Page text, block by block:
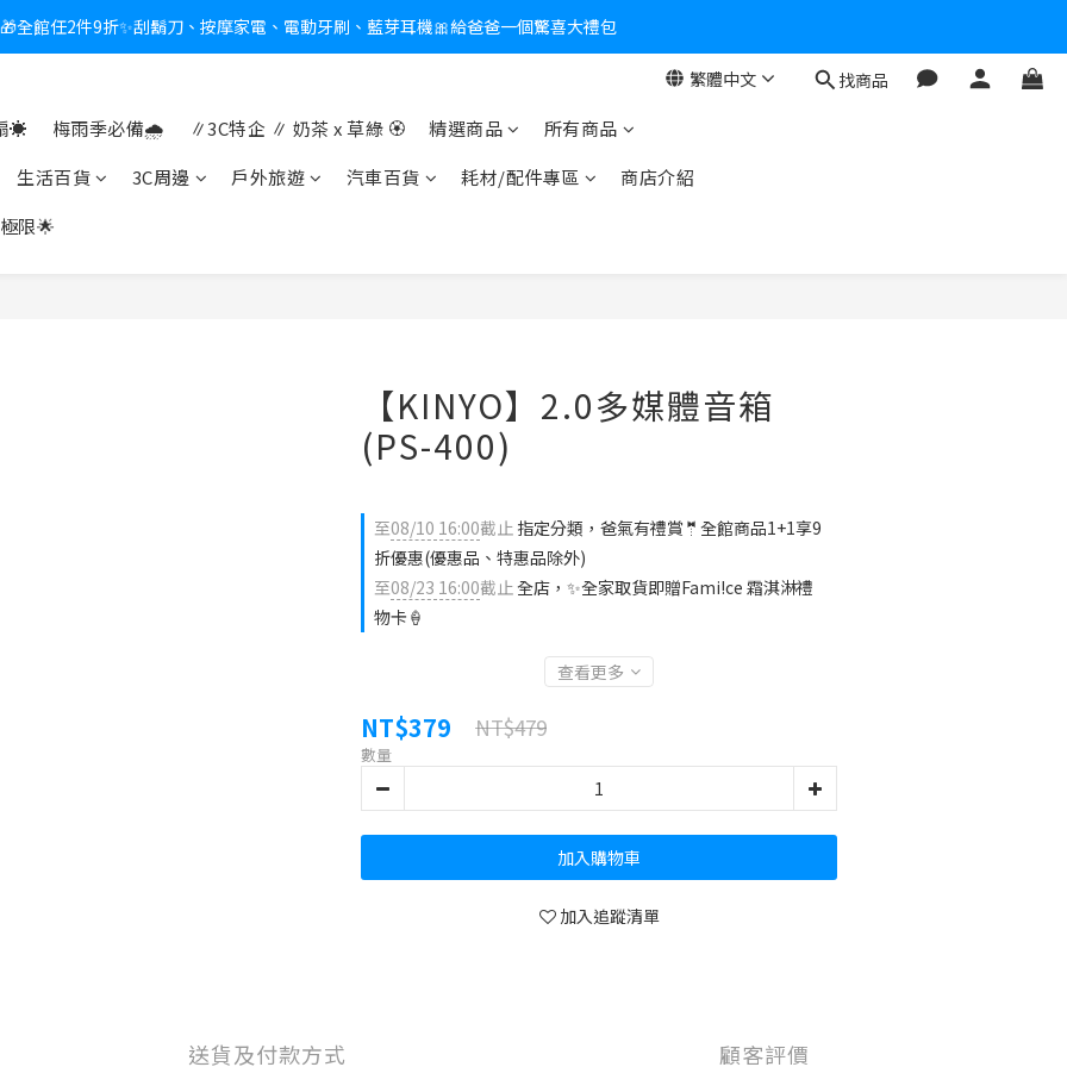
新會員送$100購物金✨再享消費回饋無極限
全館任2件9折✨刮鬍刀、按摩家電、電動牙刷、藍芽耳機🎀給爸爸一個驚喜大禮包
新會員送$100購物金✨再享消費回饋無極限
繁體中文 找商品
☀️ 梅雨季必備🌧️ ∥3C特企 ∥ 奶茶 x 草綠 🏵 精選商品
所有商品
生活百貨
3C周邊 戶外旅遊 汽車百貨 耗材/配件專區
商店介紹
限🌟
【KINYO】2.0多媒體音箱
(PS-400)
至08/10 16:00截止 指定分類，爸氣有禮賞🤵全館商品1+1享9
折優惠(優惠品、特惠品除外)
至08/23 16:00截止全店，✨全家取貨即贈Fami!ce 霜淇淋禮
物卡🍦
查看更多
NT$379 NT$479
數量
加入購物車
加入追蹤清單
送貨及付款方式 顧客評價